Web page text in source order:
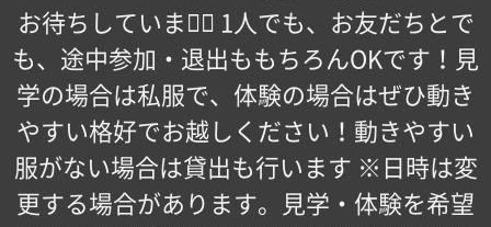
お待ちしています🏻 1人でも、お友だちとで
も、途中参加・退出ももちろんOKです！見
学の場合は私服で、体験の場合はぜひ動き
やすい格好でお越しください！動きやすい
服がない場合は貸出も行います ※日時は変
更する場合があります。見学・体験を希望